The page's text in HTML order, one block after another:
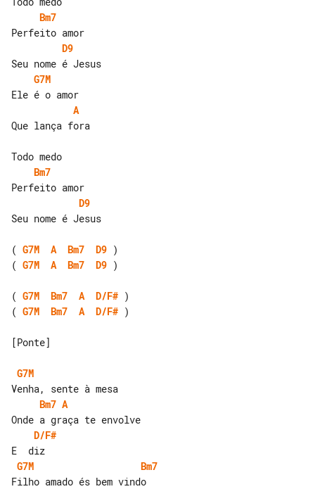
Bm7
D9
G7M
A
Que lança fora
Bm7
D9
Seu nome é Jesus
( G7M A Bm7 D9
( G7M A Bm7 D9 )
( G7M Bm7 A D/F#
( G7M Bm7 A D/F# )
[Ponte]
G7M
Bm7 A
D/F#
G7M
Bm7